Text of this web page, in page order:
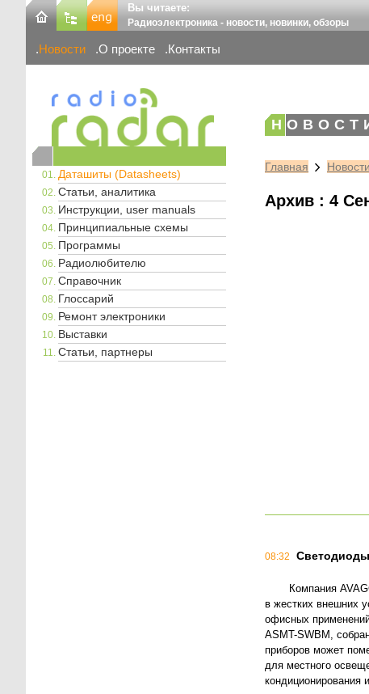
Вы читаете:
Радиоэлектроника - новости, новинки, обзоры
Новости О проекте Контакты
Даташиты (Datasheets)
Статьи, аналитика
Инструкции, user manuals
Принципиальные схемы
Программы
Радиолюбителю
Справочник
Глоссарий
Ремонт электроники
Выставки
Статьи, партнеры
Главная Новости
Архив : 4
08:32 Светодиоды
Компания
в жестких внешних
офисных
ASMT-SWBM,
приборов может
для местного
кондиционирования